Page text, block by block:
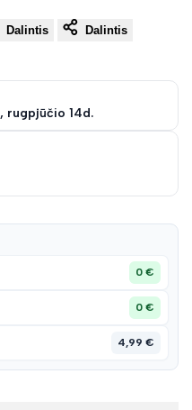
Dalintis Dalintis
rugpjūčio 14d.
0 €
0 €
4,99 €